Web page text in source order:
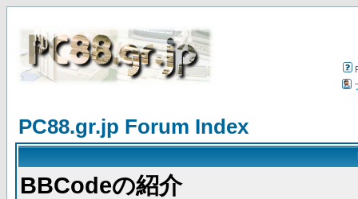
PC88.gr.jp Forum Index
BBCodeの紹介